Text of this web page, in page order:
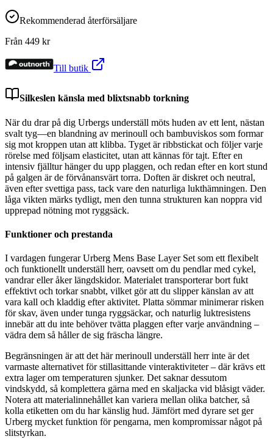
Rekommenderad återförsäljare
Från 449 kr
Till butik
Silkeslen känsla med blixtsnabb torkning
När du drar på dig Urbergs underställ möts huden av ett lent, nästan
svalt tyg—en blandning av merinoull och bambuviskos som formar
sig mot kroppen utan att klibba. Tyget är ribbstickat och följer varje
rörelse med följsam elasticitet, utan att kännas för tajt. Efter en
intensiv fjälltur hänger du upp plaggen, och redan efter en kort stund
på galgen är de förvånansvärt torra. Doften är diskret och neutral,
även efter svettiga pass, tack vare den naturliga lukthämningen. Den
låga vikten märks tydligt, men den tunna strukturen kan noppra vid
upprepad nötning mot ryggsäck.
Funktioner och prestanda
I vardagen fungerar Urberg Mens Base Layer Set som ett flexibelt
och funktionellt underställ herr, oavsett om du pendlar med cykel,
vandrar eller åker längdskidor. Materialet transporterar bort fukt
effektivt och torkar snabbt, vilket gör att du slipper känslan av att
vara kall och kladdig efter aktivitet. Platta sömmar minimerar risken
för skav, även under tunga ryggsäckar, och naturlig luktresistens
innebär att du inte behöver tvätta plaggen efter varje användning –
vädra dem så håller de sig fräscha längre.
Begränsningen är att det här merinoull underställ herr inte är det
varmaste alternativet för stillasittande vinteraktiviteter – där krävs ett
extra lager om temperaturen sjunker. Det saknar dessutom
vindskydd, så komplettera gärna med en skaljacka vid blåsigt väder.
Notera att materialinnehållet kan variera mellan olika batcher, så
kolla etiketten om du har känslig hud. Jämfört med dyrare set ger
Urberg mycket funktion för pengarna, men kompromissar något på
slitstyrkan.